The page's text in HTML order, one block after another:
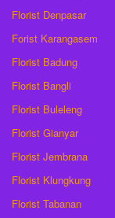
Florist Denpasar
Forist Karangasem
Florist Badung
Florist Bangli
Florist Buleleng
Florist Gianyar
Florist Jembrana
Florist Klungkung
Florist Tabanan